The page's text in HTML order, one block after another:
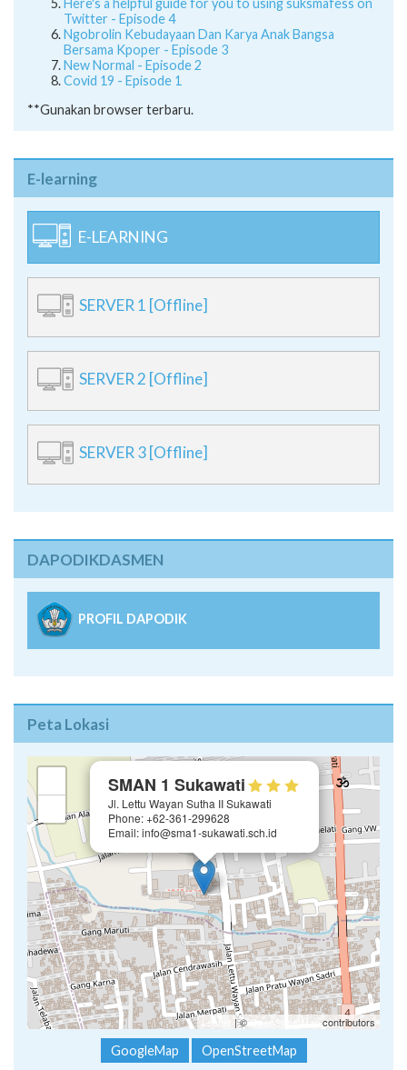
Here's a helpful guide for you to using suksmafess on
Twitter - Episode 4
Ngobrolin Kebudayaan Dan Karya Anak Bangsa
Bersama Kpoper - Episode 3
New Normal - Episode 2
Covid 19 - Episode 1
**Gunakan browser terbaru.
E-learning
E-LEARNING
SERVER 1 [Offline]
SERVER 2 [Offline]
SERVER 3 [Offline]
DAPODIKDASMEN
PROFIL DAPODIK
Peta Lokasi
SMAN 1 Sukawati
Jl. Lettu Wayan Sutha II Sukawati
Phone: +62-361-299628
Email: info@sma1-sukawati.sch.id
Leaflet | ©OpenStreetMap contributors
GoogleMap OpenStreetMap